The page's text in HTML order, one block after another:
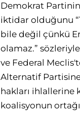
Demokrat Partinin
iktidar olduğunu
bile değil çünkü
olamaz.”
ve Federal
Alternatif Partisine
hakları ihlallerine
koalisyonun